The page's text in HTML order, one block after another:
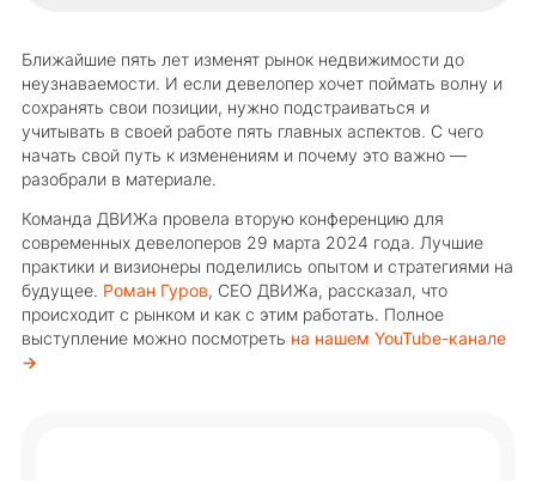
Ближайшие пять лет изменят рынок недвижимости до
неузнаваемости. И если девелопер хочет поймать волну и
сохранять свои позиции, нужно подстраиваться и
учитывать в своей работе пять главных аспектов. С чего
начать свой путь к изменениям и почему это важно —
разобрали в материале.
Команда ДВИЖа провела вторую конференцию для
современных девелоперов 29 марта 2024 года. Лучшие
практики и визионеры поделились опытом и стратегиями на
будущее. Роман Гуров, CEO ДВИЖа, рассказал, что
происходит с рынком и как с этим работать. Полное
выступление можно посмотреть на нашем YouTube-канале
→